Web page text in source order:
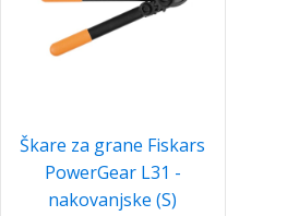
Škare za grane Fiskars
PowerGear L31 -
nakovanjske (S)